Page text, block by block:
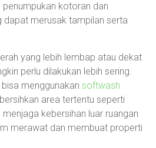
kotoran dan
dapat merusak tampilan serta
yang lebih lembap atau dekat
perlu dilakukan lebih sering.
menggunakan softwash
area tertentu seperti
kebersihan luar ruangan
merawat dan membuat properti